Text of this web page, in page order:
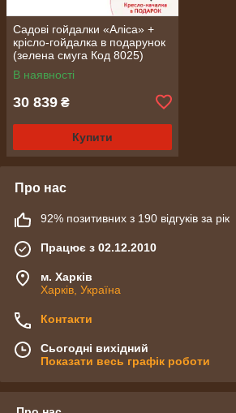
Садові гойдалки «Аліса» +
крісло-гойдалка в подарунок
(зелена смуга Код 8025)
В наявності
30 839 ₴
Купити
Про нас
92% позитивних з 190 відгуків за рік
Працює з 02.12.2010
м. Харків
Харків, Україна
Контакти
Сьогодні вихідний
Показати весь графік роботи